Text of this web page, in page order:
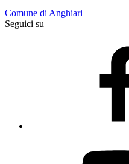
Comune di Anghiari
Seguici su